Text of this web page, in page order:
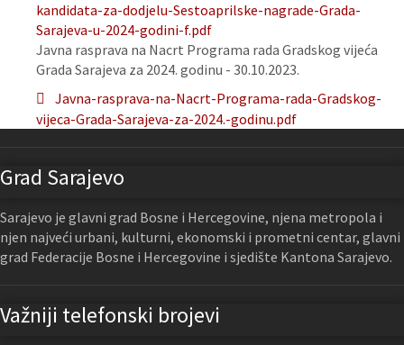
kandidata-za-dodjelu-Sestoaprilske-nagrade-Grada-
Sarajeva-u-2024-godini-f.pdf
Javna rasprava na Nacrt Programa rada Gradskog vijeća
Grada Sarajeva za 2024. godinu - 30.10.2023.
Javna-rasprava-na-Nacrt-Programa-rada-Gradskog-
vijeca-Grada-Sarajeva-za-2024.-godinu.pdf
Grad Sarajevo
Sarajevo je glavni grad Bosne i Hercegovine, njena metropola i
njen najveći urbani, kulturni, ekonomski i prometni centar, glavni
grad Federacije Bosne i Hercegovine i sjedište Kantona Sarajevo.
Važniji telefonski brojevi